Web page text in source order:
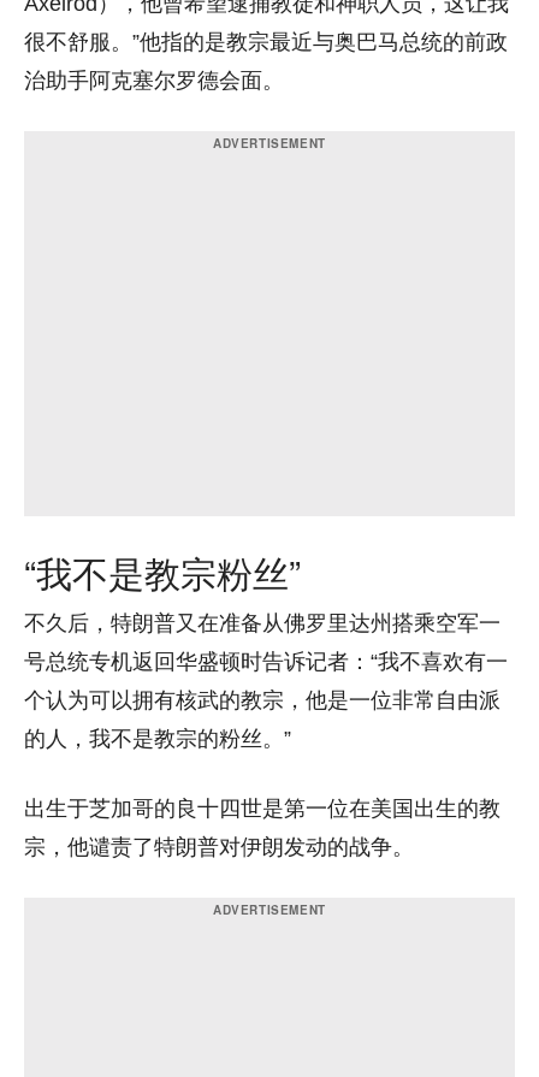
很不舒服。”他指的是教宗最近与奥巴马总统的前政
治助手阿克塞尔罗德会面。
“我不是教宗粉丝”
不久后，特朗普又在准备从佛罗里达州搭乘空军一
号总统专机返回华盛顿时告诉记者：“我不喜欢有一
个认为可以拥有核武的教宗，他是一位非常自由派
的人，我不是教宗的粉丝。”
出生于芝加哥的良十四世是第一位在美国出生的教
宗，他谴责了特朗普对伊朗发动的战争。